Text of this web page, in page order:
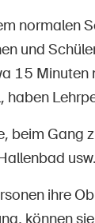
normalen
und
15 Minuten
beim Gang
ihre